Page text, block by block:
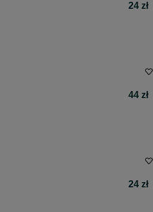
24 zł
44 zł
24 zł